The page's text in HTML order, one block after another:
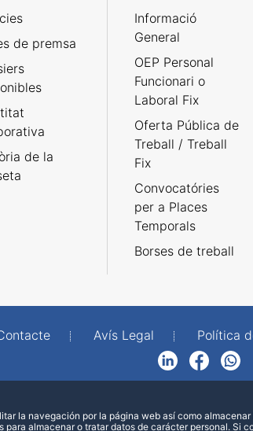
de premsa
de la
Informació
General
OEP Personal
Funcionari o
Laboral Fix
Oferta Pública de
Treball / Treball
Fix
Convocatóries
per a Places
Temporals
Borses de treball
Avís Legal Política
FacebookWhatsApp
la navegación por la página web así como
almacenar o tratar datos de carácter personal. Si